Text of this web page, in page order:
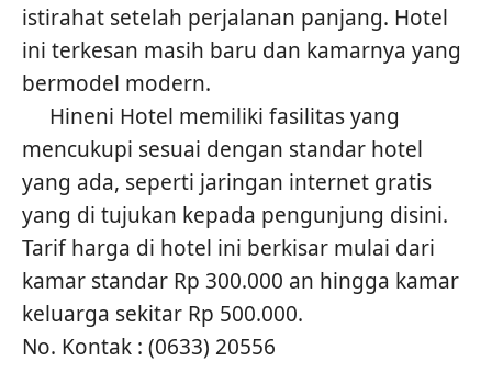
istirahat setelah perjalanan panjang. Hotel
ini terkesan masih baru dan kamarnya yang
bermodel modern.
Hineni Hotel memiliki fasilitas yang
mencukupi sesuai dengan standar hotel
yang ada, seperti jaringan internet gratis
yang di tujukan kepada pengunjung disini.
Tarif harga di hotel ini berkisar mulai dari
kamar standar Rp 300.000 an hingga kamar
keluarga sekitar Rp 500.000.
No. Kontak : (0633) 20556